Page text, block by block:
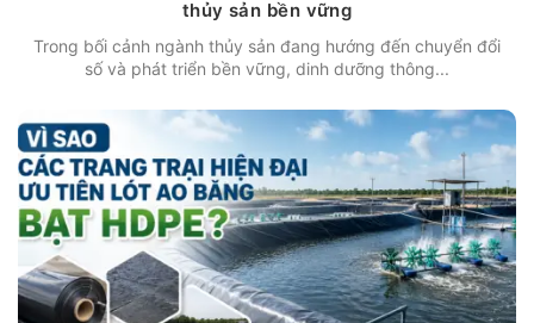
thủy sản bền vững
Trong bối cảnh ngành thủy sản đang hướng đến chuyển đổi
số và phát triển bền vững, dinh dưỡng thông...